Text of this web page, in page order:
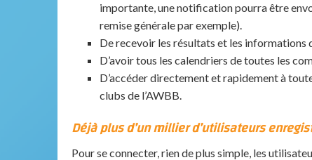
importante, une notification pourra être
remise générale par exemple).
De recevoir les résultats et les informations
D’avoir tous les calendriers de toutes les
D’accéder directement et rapidement à
clubs de l’AWBB.
Déjà plus d’un millier d’utilisateurs
Pour se connecter, rien de plus simple, les